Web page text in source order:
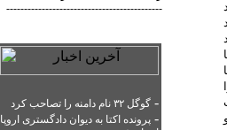
--------------------------------------------
-گوگل ۳۲ نام دامنه را تصاحب کرد
-پرونده اکتا به دیوان دادگستری اروپا
و